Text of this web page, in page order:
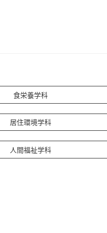
食栄養学科
居住環境学科
人間福祉学科